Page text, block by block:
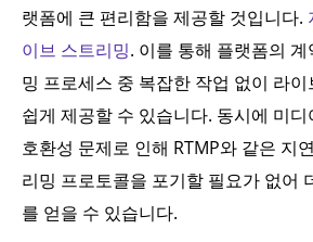
랫폼에 큰 편리함을 제공할 것입니다.
이브 스트리밍. 이를 통해 플랫폼의
밍 프로세스 중 복잡한 작업 없이 라
쉽게 제공할 수 있습니다. 동시에 미
호환성 문제로 인해 RTMP와 같은 지
리밍 프로토콜을 포기할 필요가 없어
를 얻을 수 있습니다.